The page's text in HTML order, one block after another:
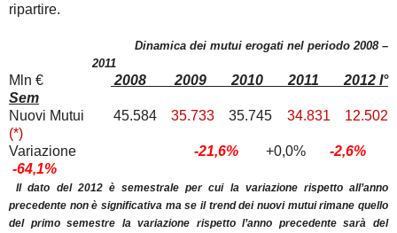
ripartire.
Dinamica dei mutui erogati nel periodo 2008 –
2011
Mln €
2008 2009 2010 2011 2012 I°
Sem
Nuovi Mutui 45.58435.733 35.745 34.831 12.502
(*)
Variazione -21,6% +0,0% -2,6%
-64,1%
Il dato del 2012 è semestrale per cui la variazione rispetto all’anno
precedente non è significativa ma se il trend dei nuovi mutui rimane quello
del primo semestre la variazione rispetto l’anno precedente sarà del